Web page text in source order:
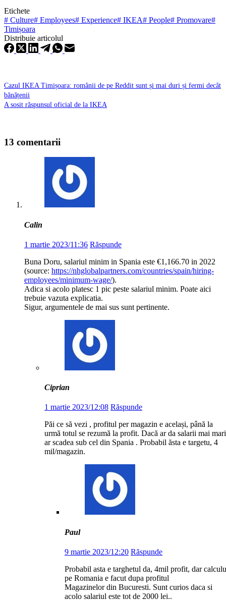
Etichete
# Culture# Employees# Experience# IKEA# People# Promovare#
Timișoara
Distribuie articolul
Cazul IKEA Timișoara: românii de pe Reddit sunt și mai duri și fermi decât
bănățenii
A sosit răspunsul oficial de la IKEA
13 comentarii
Calin
1 martie 2023/11:36 Răspunde
Buna Doru, salariul minim in Spania este €1,166.70 in 2022
(source: https://nhglobalpartners.com/countries/spain/hiring-
employees/minimum-wage/).
Adica si acolo platesc 1 pic peste salariul minim. Poate aici
trebuie vazuta explicatia.
Sigur, argumentele de mai sus sunt pertinente.
Ciprian
1 martie 2023/12:08 Răspunde
Păi ce să vezi , profitul per magazin e același, până la
urmă totul se rezumă la profit. Dacă ar da salarii mai mari
ar scadea sub cel din Spania . Probabil ăsta e targetu, 4
mil/magazin.
Paul
9 martie 2023/12:20 Răspunde
Probabil asta e targhetul da, 4mil profit, dar
pe Romania e facut dupa profitul
Magazinelor din Bucuresti. Sunt curios daca si
acolo salariul este tot de 2000 lei..